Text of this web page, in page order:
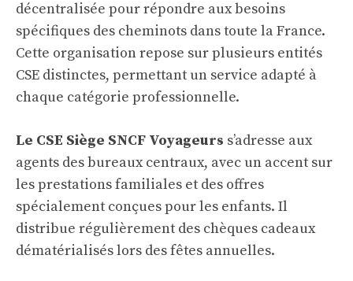
décentralisée pour répondre aux besoins
spécifiques des cheminots dans toute la France.
Cette organisation repose sur plusieurs entités
CSE distinctes, permettant un service adapté à
chaque catégorie professionnelle.
Le CSE Siège SNCF Voyageurs s’adresse aux
agents des bureaux centraux, avec un accent sur
les prestations familiales et des offres
spécialement conçues pour les enfants. Il
distribue régulièrement des chèques cadeaux
dématérialisés lors des fêtes annuelles.